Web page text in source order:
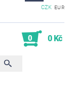
CZK EUR
0 0 Kč